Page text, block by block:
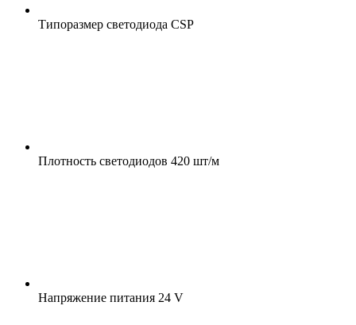
Типоразмер светодиода CSP
Плотность светодиодов 420 шт/м
Напряжение питания 24 V